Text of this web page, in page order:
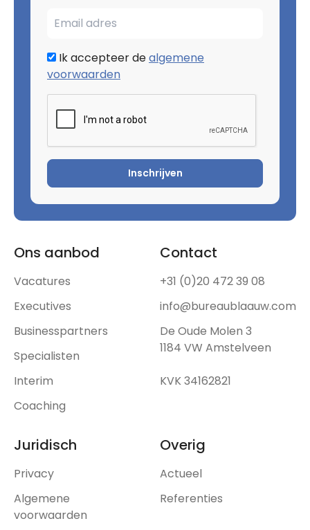
Ik accepteer dealgemene
voorwaarden
Inschrijven
Ons aanbod
Vacatures
Executives
Businesspartners
Specialisten
Interim
Coaching
Overig
Actueel
Referenties
Juridisch
Privacy
Algemene
voorwaarden
Contact
+31 (0)20 472 39 08
info@bureaublaauw.com
De Oude Molen 3
1184 VW Amstelveen
KVK 34162821